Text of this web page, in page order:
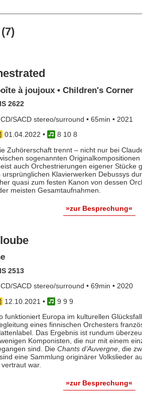
à joujoux • Children's Corner
2622
SACD stereo/surround • 65min • 2021
01.04.2022 •
8 10 8
Zuhörerschaft trennt – nicht nur bei
sogenannten
auch Orchestrierungen eigener Stücke
Klavierwerken Debussys
quasi zum festen Kanon von dessen
meisten Gesamtaufnahmen.
»zur Besprechung«
2513
SACD stereo/surround • 69min • 2020
12.10.2021 •
9 9 9
funktioniert Europa im kulturellen
eines finnischen Orchesters
Das Ergebnis ist rundum
Komponisten, die nur mit einem
sind. Die Chants d’Auvergne, die
eine Sammlung originärer Volkslieder
war.
»zur Besprechung«